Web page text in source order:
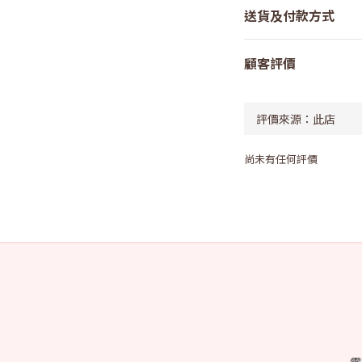
送貨及付款方式
顧客評價
尚未有任何評價